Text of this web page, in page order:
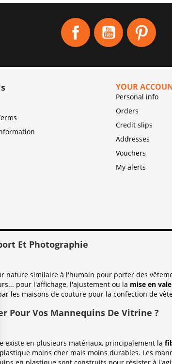
Facebook YouTube
YOUR
Personal info
Orders
Credit slips
Addresses
Vouchers
My alerts
Et Photographie
nature similaire à l'humain pour porter des
pour l'affichage, l'ajustement ou la mise en
les maisons de couture pour la confection de
Pour Vos Mannequins De Vitrine ?
en plusieurs matériaux, principalement la
moins cher mais moins durables. Les